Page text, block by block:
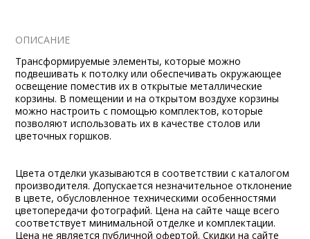
ОПИСАНИЕ
Трансформируемые элементы, которые можно
подвешивать к потолку или обеспечивать окружающее
освещение поместив их в открытые металлические
корзины. В помещении и на открытом воздухе корзины
можно настроить с помощью комплектов, которые
позволяют использовать их в качестве столов или
цветочных горшков.
Цвета отделки указываются в соответствии с каталогом
производителя. Допускается незначительное отклонение
в цвете, обусловленное техническими особенностями
цветопередачи фотографий. Цена на сайте чаще всего
соответствует минимальной отделке и комплектации.
Цена не является публичной офертой. Скидки на сайте